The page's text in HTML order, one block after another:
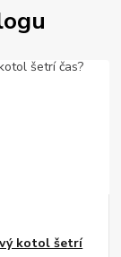
kotol šetrí